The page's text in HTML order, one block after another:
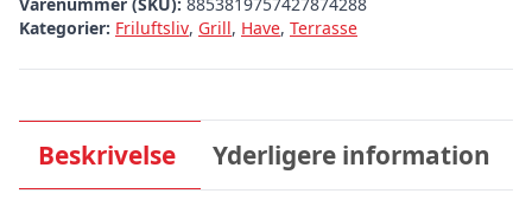
Kategorier: Friluftsliv, Grill, Have, Terrasse
Beskrivelse Yderligere information